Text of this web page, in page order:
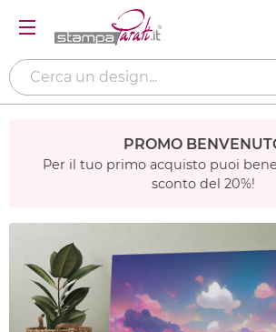
PROMO
Per il tuo primo acquisto puoi
sconto del 20%!